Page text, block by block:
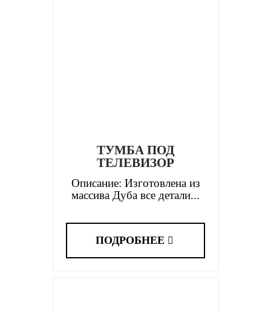
ТУМБА ПОД
ТЕЛЕВИЗОР
Описание: Изготовлена из
массива Дуба все детали...
ПОДРОБНЕЕ